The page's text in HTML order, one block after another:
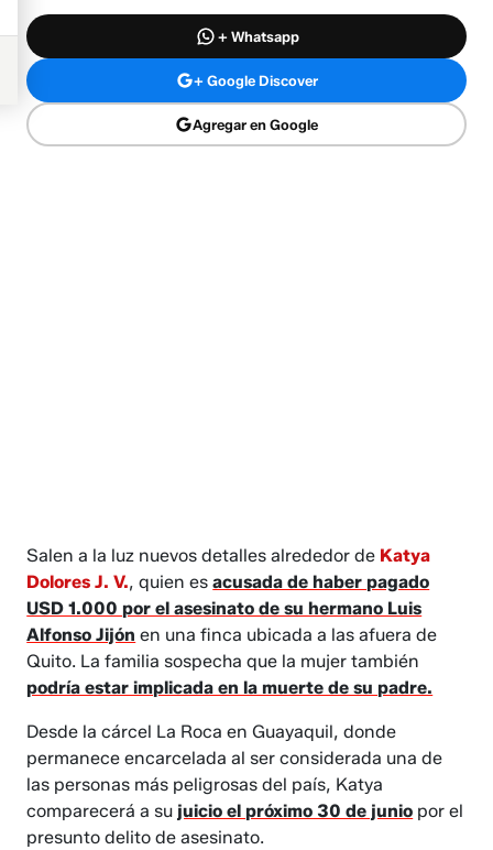
+ Whatsapp
+ Google Discover
Agregar en Google
Salen a la luz nuevos detalles alrededor de Katya
Dolores J. V., quien esacusada de haber pagado
USD 1.000 por el asesinato de su hermano Luis
Alfonso Jijón en una finca ubicada a las afuera de
Quito. La familia sospecha que la mujer también
podría estar implicada en la muerte de su padre.
Desde la cárcel La Roca en Guayaquil, donde
permanece encarcelada al ser considerada una de
las personas más peligrosas del país, Katya
comparecerá a su juicio el próximo 30 de junio por el
presunto delito de asesinato.